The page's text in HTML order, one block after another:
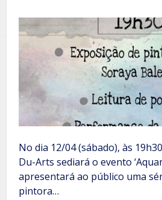
No dia 12/04 (sábado), às
Du-Arts sediará o evento
apresentará ao público uma
pintora…